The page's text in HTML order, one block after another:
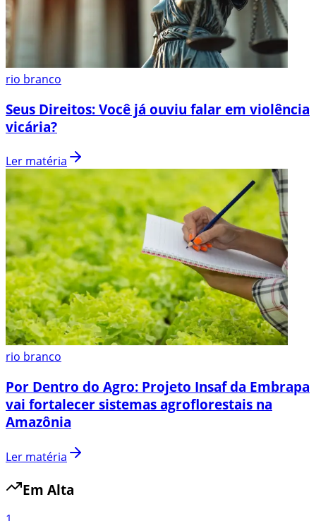
rio branco
Seus Direitos: Você já ouviu falar em violência
vicária?
Ler matéria
rio branco
Por Dentro do Agro: Projeto Insaf da Embrapa
vai fortalecer sistemas agroflorestais na
Amazônia
Ler matéria
Em Alta